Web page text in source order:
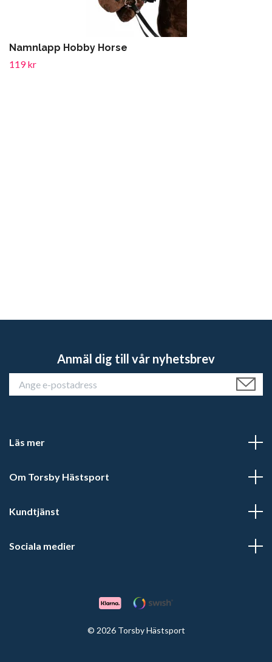
Namnlapp Hobby Horse
119 kr
Anmäl dig till vår nyhetsbrev
Läs mer
Om Torsby Hästsport
Kundtjänst
Sociala medier
© 2026 Torsby Hästsport